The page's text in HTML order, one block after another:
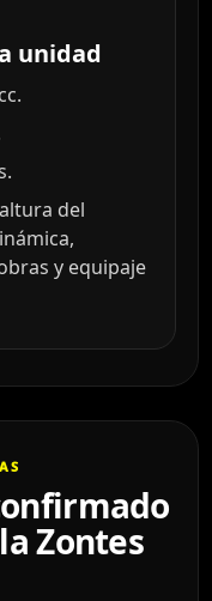
unidad
del
y equipaje
Zontes